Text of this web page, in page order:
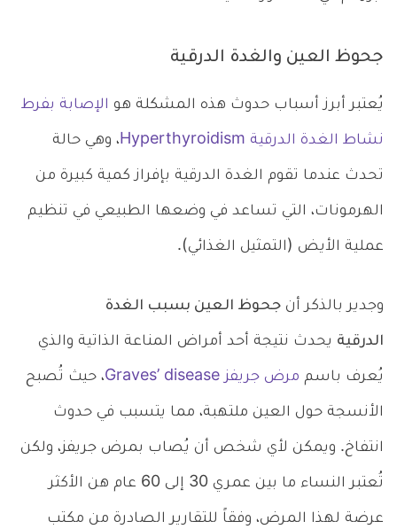
جحوظ العين والغدة الدرقية
يُعتبر أبرز أسباب حدوث هذه المشكلة هو الإصابة بفرط
نشاط الغدة الدرقية Hyperthyroidism ، وهي حالة
تحدث عندما تقوم الغدة الدرقية بإفراز كمية كبيرة من
الهرمونات، التي تساعد في وضعها الطبيعي في تنظيم
عملية الأيض (التمثيل الغذائي).
وجدير بالذكر أن جحوظ العين بسبب الغدة
الدرقية يحدث نتيجة أحد أمراض المناعة الذاتية والذي
يُعرف باسم مرض جريفز Graves’ disease ، حيث تُصبح
الأنسجة حول العين ملتهبة، مما يتسبب في حدوث
انتفاخ. ويمكن لأي شخص أن يُصاب بمرض جريفز، ولكن
تُعتبر النساء ما بين عمري 30 إلى 60 عام هن الأكثر
عرضة لهذا المرض، وفقاً للتقارير الصادرة من مكتب